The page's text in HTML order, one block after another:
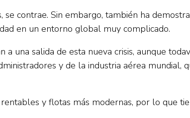
contrae. Sin embargo, también ha
en un entorno global muy complicado.
una salida de esta nueva crisis, aunque
y de la industria aérea mundial,
y flotas más modernas, por lo que